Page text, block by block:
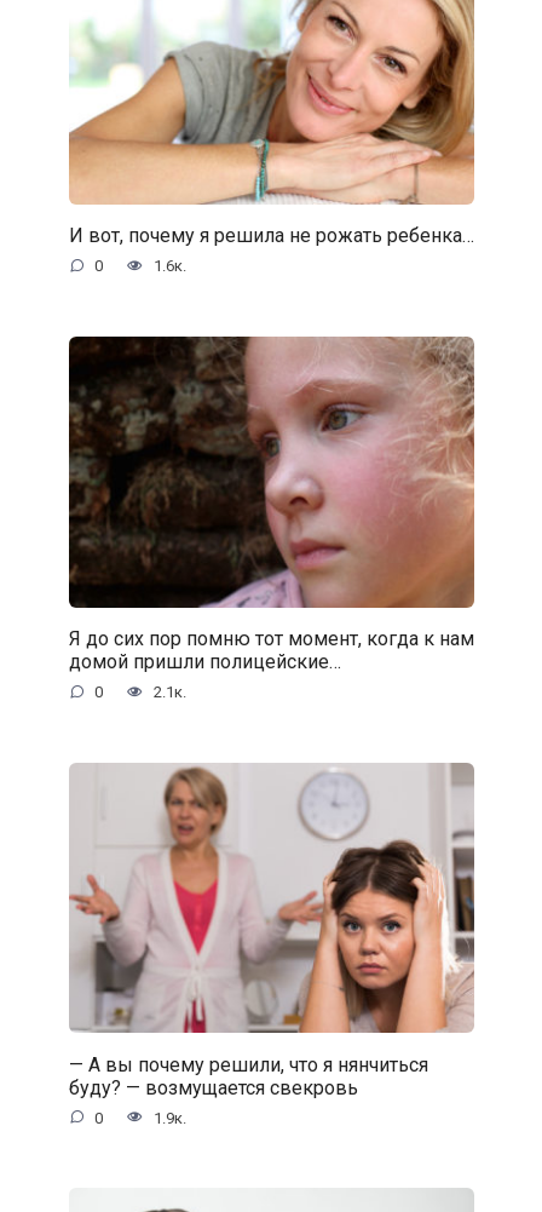
И вот, почему я решила не рожать ребенка…
0 1.6к.
Я до сих пор помню тот момент, когда к нам
домой пришли полицейские…
0 2.1к.
— А вы почему решили, что я нянчиться
буду? — возмущается свекровь
0 1.9к.